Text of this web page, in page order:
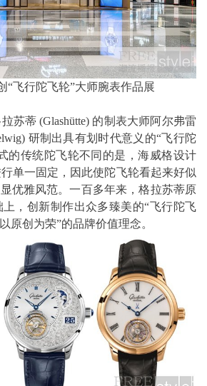
“飞行陀飞轮”大师腕表作品展
蒂 (Glashütte) 的制表大师阿尔弗雷
研制出具有划时代意义的“飞行陀
的传统陀飞轮不同的是，海威格设计
单一固定，因此使陀飞轮看起来好似
优雅风范。一百多年来，格拉苏蒂原
，创新制作出众多臻美的“飞行陀飞
原创为荣”的品牌价值理念。